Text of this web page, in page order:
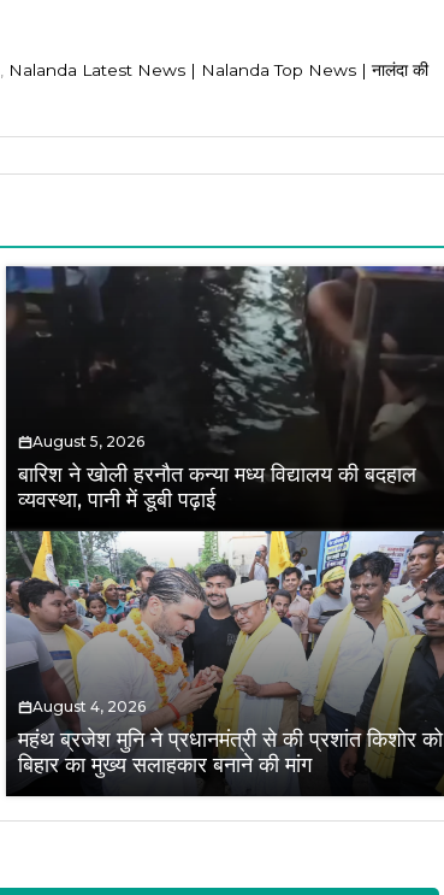
, Nalanda Latest News | Nalanda Top News | नालंदा की
August 5, 2026
बारिश ने खोली हरनौत कन्या मध्य विद्यालय की बदहाल
व्यवस्था, पानी में डूबी पढ़ाई
August 4, 2026
महंथ ब्रजेश मुनि ने प्रधानमंत्री से की प्रशांत किशोर को
बिहार का मुख्य सलाहकार बनाने की मांग